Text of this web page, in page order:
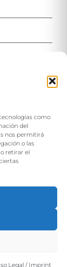
como
del
nos permitirá
o las
retirar el
Legal / Imprint
este